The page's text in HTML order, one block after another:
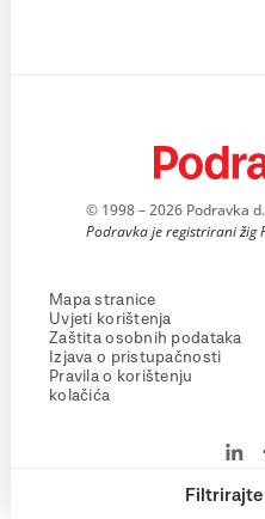
© 1998 – 2026 Podravka
Podravka je registrirani žig
Mapa stranice
Uvjeti korištenja
Zaštita osobnih podataka
Izjava o pristupačnosti
Pravila o korištenju
kolačića